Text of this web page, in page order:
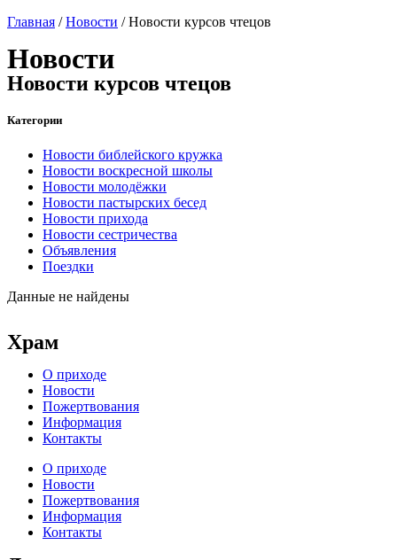
Главная /Новости /Новости курсов чтецов
Новости
Новости курсов чтецов
Категории
Новости библейского кружка
Новости воскресной школы
Новости молодёжки
Новости пастырских бесед
Новости прихода
Новости сестричества
Объявления
Поездки
Данные не найдены
Храм
О приходе
Новости
Пожертвования
Информация
Контакты
О приходе
Новости
Пожертвования
Информация
Контакты